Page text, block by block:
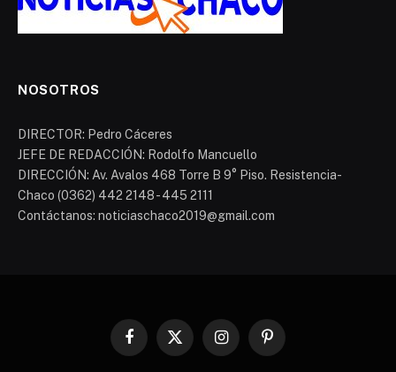
NOSOTROS
DIRECTOR: Pedro Cáceres
JEFE DE REDACCIÓN: Rodolfo Mancuello
DIRECCIÓN: Av. Avalos 468 Torre B 9° Piso. Resistencia-
Chaco (0362) 442 2148 - 445 2111
Contáctanos: noticiaschaco2019@gmail.com
Facebook
X
InstagramPinterest